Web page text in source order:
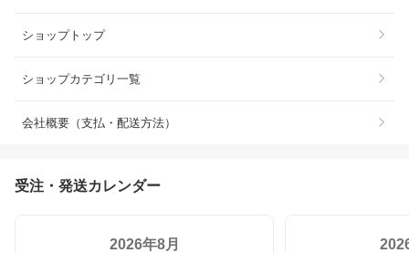
ショップトップ
ショップカテゴリ一覧
会社概要（支払・配送方法）
受注・発送カレンダー
2026年8月